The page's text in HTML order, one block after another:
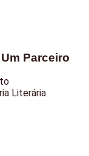
Parceiro
Literária